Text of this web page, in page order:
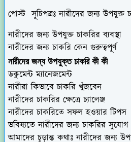
পোস্ট সূচিপত্রঃনারীদের জন্য উপযুক্ত
নারীদের জন্য উপযুক্ত চাকরির ব্যবস্থা
নারীদের জন্য চাকরি কেন গুরুত্বপূর্ণ
নারীদের জন্য উপযুক্ত চাকরি কী কী
ডকুমেন্ট ম্যানেজমেন্ট
নারীরা কিভাবে চাকরি খুঁজবেন
নারীদের চাকরির ক্ষেত্রে চ্যালেঞ্জ
নারীদের চাকরিতে সফল হওয়ার টিপস
ভবিষ্যতে নারীদের জন্য চাকরির সুযোগ
আমাদের চূড়ান্ত কথাঃ নারীদের জন্য